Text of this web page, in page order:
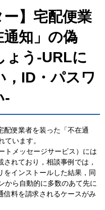
ー】宅配便業
知」の偽
ょう-URLに
，ID・パスワ
-
配便業者を装った「不在通
います。
トメッセージサービス）には
れており，相談事例では，
をインストールした結果，同
から自動的に多数のあて先に
信料を請求されるケースがみ